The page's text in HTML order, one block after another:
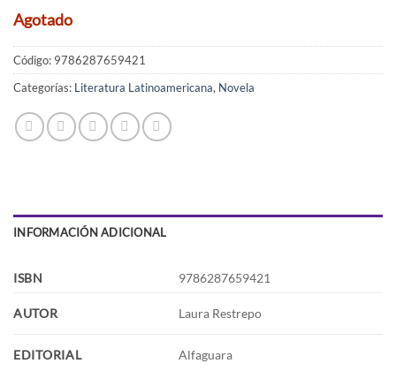
Agotado
Código: 9786287659421
Categorías: Literatura Latinoamericana, Novela
INFORMACIÓN ADICIONAL
ISBN 9786287659421
AUTOR Laura Restrepo
EDITORIAL Alfaguara